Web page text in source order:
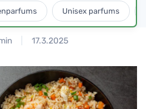
Unisex parfums
17.3.2025